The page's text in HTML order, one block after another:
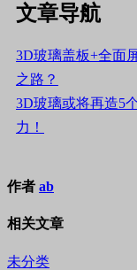
文章导航
3D玻璃盖板+全面
之路？
3D玻璃或将再造5
力！
作者 ab
相关文章
未分类